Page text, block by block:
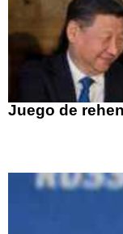
Juego de